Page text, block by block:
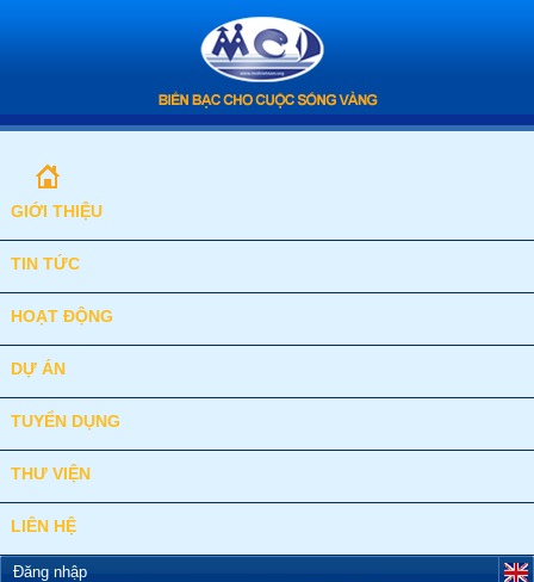
GIỚI THIỆU
TIN TỨC
HOẠT ĐỘNG
DỰ ÁN
TUYỂN DỤNG
THƯ VIỆN
LIÊN HỆ
Đăng nhập